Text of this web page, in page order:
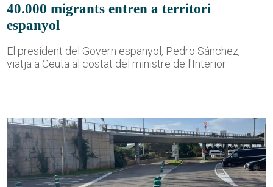
40.000 migrants entren a territori
espanyol
El president del Govern espanyol, Pedro Sánchez,
viatja a Ceuta al costat del ministre de l'Interior